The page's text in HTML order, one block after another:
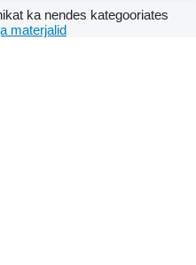
ka nendes kategooriates
materjalid